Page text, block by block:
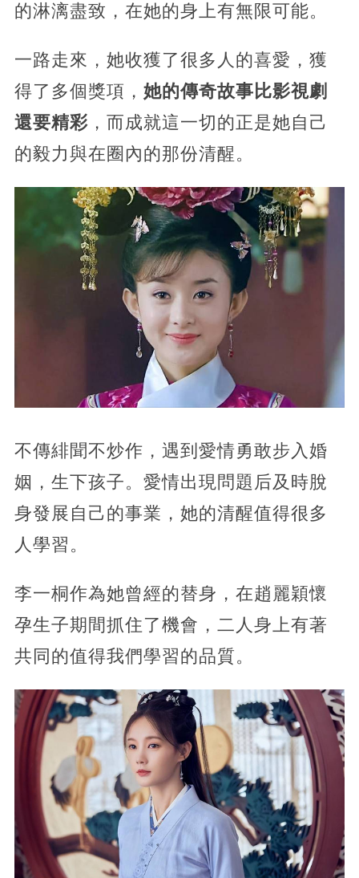
的淋漓盡致，在她的身上有無限可能。
一路走來，她收獲了很多人的喜愛，獲
得了多個獎項， 她的傳奇故事比影視劇
還要精彩，而成就這一切的正是她自己
的毅力與在圈內的那份清醒。
不傳緋聞不炒作，遇到愛情勇敢步入婚
姻，生下孩子。愛情出現問題后及時脫
身發展自己的事業，她的清醒值得很多
人學習。
李一桐作為她曾經的替身，在趙麗穎懷
孕生子期間抓住了機會，二人身上有著
共同的值得我們學習的品質。